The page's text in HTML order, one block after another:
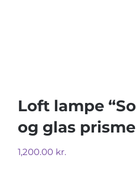
Loft lampe
og glas
1,200.00 kr.